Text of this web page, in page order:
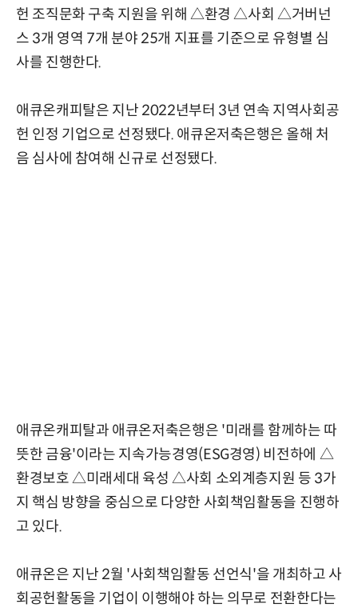
헌 조직문화 구축 지원을 위해 △환경 △사회 △거버넌
스 3개 영역 7개 분야 25개 지표를 기준으로 유형별 심
사를 진행한다.
애큐온캐피탈은 지난 2022년부터 3년 연속 지역사회공
헌 인정 기업으로 선정됐다. 애큐온저축은행은 올해 처
음 심사에 참여해 신규로 선정됐다.
애큐온캐피탈과 애큐온저축은행은 '미래를 함께하는 따
뜻한 금융'이라는 지속가능경영(ESG경영) 비전하에 △
환경보호 △미래세대 육성 △사회 소외계층지원 등 3가
지 핵심 방향을 중심으로 다양한 사회책임활동을 진행하
고 있다.
애큐온은 지난 2월 '사회책임활동 선언식'을 개최하고 사
회공헌활동을 기업이 이행해야 하는 의무로 전환한다는